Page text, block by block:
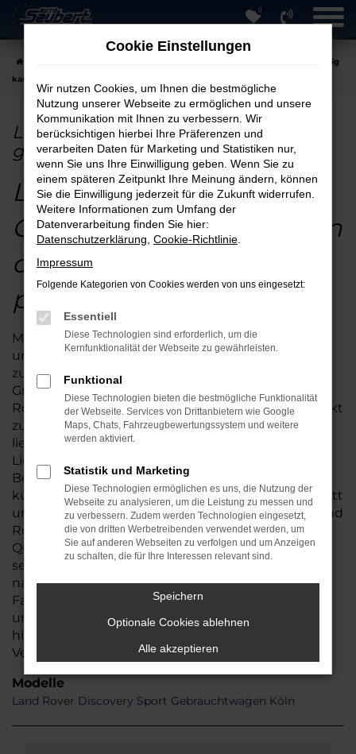
Zum
Hauptinhalt
springen
0
Land Rover gebraucht in Köln günstig
kaufen
Land Rover gebraucht in Köln
günstig kaufen
Land Rover
Gebrauchtwagen für Köln
online kaufen und
profitieren
Mit einem Land Rover Gebrauchtwagen für Köln
unterstreichen Sie Ihr Gespür für gute und
zuverlässige Fahrzeuge. Wir von Auto Seubert
GmbH bieten Ihnen die Möglichkeiten, den Land
Rover Gebrauchtwagen online zu kaufen und direkt
zu Ihnen nach Köln liefern zu lassen. Die Vorteile
liegen auf der Hand, denn dank unseres
Lieferservices geht Ihr Autokauf mit maximaler
Bequemlichkeit einher. Und der Zustand? Darum
kümmern wir uns gerne in unsere Meisterwerkstatt
und geben Ihnen natürlich eine Garantie. Dass Land
Rover Gebrauchtwagen von herausragender
Qualität und Langlebigkeit sind, dürfte bekannt
sein. Bevor das von Ihnen online gewählte Modell
nach Köln geliefert wird, unterziehen wir das
Fahrzeug einer gründlichen Prüfung in einer
unserer Meisterwerkstätten. Wir schauen genau
hin und wechseln bei Bedarf natürlich auch
Verschleißteile.
Modelle
Land Rover Discovery Sport Gebrauchtwagen Köln
Cookie Einstellungen
Wir nutzen Cookies, um Ihnen die bestmögliche
Nutzung unserer Webseite zu ermöglichen und unsere
Kommunikation mit Ihnen zu verbessern. Wir
berücksichtigen hierbei Ihre Präferenzen und
verarbeiten Daten für Marketing und Statistiken nur,
wenn Sie uns Ihre Einwilligung geben. Wenn Sie zu
einem späteren Zeitpunkt Ihre Meinung ändern, können
Sie die Einwilligung jederzeit für die Zukunft widerrufen.
Weitere Informationen zum Umfang der
Datenverarbeitung finden Sie hier:
Datenschutzerklärung Cookie-Richtlinie
Impressum
Folgende Kategorien von Cookies werden von uns eingesetzt:
Essentiell
Diese Technologien sind erforderlich, um die
Kernfunktionalität der Webseite zu gewährleisten.
Funktional
Diese Technologien bieten die bestmögliche Funktionalität
der Webseite. Services von Drittanbietern wie Google
Maps, Chats, Fahrzeugbewertungssystem und weitere
werden aktiviert.
Statistik und Marketing
Diese Technologien ermöglichen es uns, die Nutzung der
Webseite zu analysieren, um die Leistung zu messen und
zu verbessern. Zudem werden Technologien eingesetzt,
die von dritten Werbetreibenden verwendet werden, um
Sie auf anderen Webseiten zu verfolgen und um Anzeigen
zu schalten, die für Ihre Interessen relevant sind.
Speichern
Optionale Cookies ablehnen
Alle akzeptieren